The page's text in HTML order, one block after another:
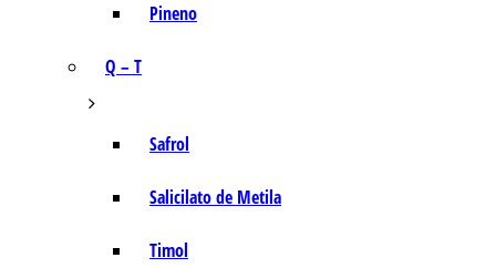
Pineno
Q – T
Safrol
Salicilato de Metila
Timol